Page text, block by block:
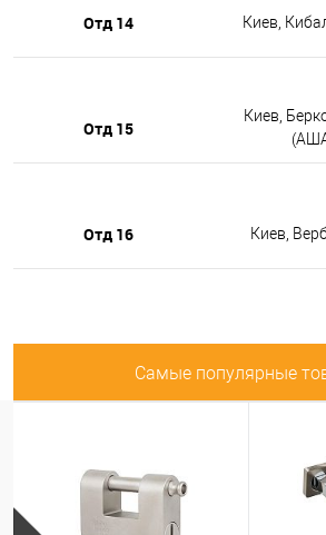
Отд 14 Киев,
Отд 15
Киев,
Отд 16 Киев,
Самые популярные